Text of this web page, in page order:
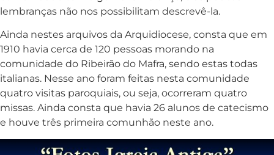
lembranças não nos possibilitam descrevê-la.
Ainda nestes arquivos da Arquidiocese, consta que em
1910 havia cerca de 120 pessoas morando na
comunidade do Ribeirão do Mafra, sendo estas todas
italianas. Nesse ano foram feitas nesta comunidade
quatro visitas paroquiais, ou seja, ocorreram quatro
missas. Ainda consta que havia 26 alunos de catecismo
e houve três primeira comunhão neste ano.